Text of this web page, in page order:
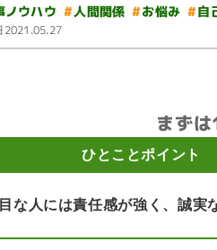
ノウハウ #人間関係 #お悩み #自
2021.05.27
まず
ひとことポイント
な人には責任感が強く、誠実